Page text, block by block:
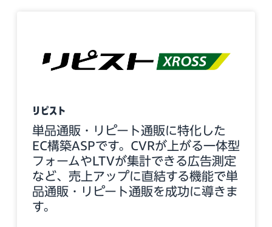
リピスト
単品通販・リピート通販に特化した
EC構築ASPです。CVRが上がる一体型
フォームやLTVが集計できる広告測定
など、売上アップに直結する機能で単
品通販・リピート通販を成功に導きま
す。